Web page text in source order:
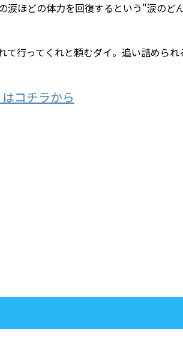
涙ほどの体力を回復するという"涙のど
行ってくれと頼むダイ。追い詰められ
コチラから